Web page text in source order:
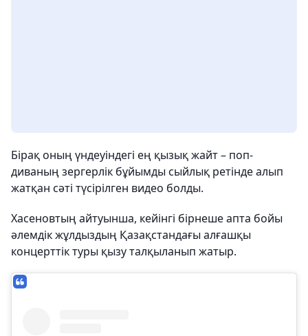
Бірақ оның үндеуіндегі ең қызық жайт – поп-
диваның зергерлік бұйымды сыйлық ретінде алып
жатқан сәті түсірілген видео болды.
Хасеновтың айтуынша, кейінгі бірнеше апта бойы
әлемдік жұлдыздың Қазақстандағы алғашқы
концерттік туры қызу талқыланып жатыр.